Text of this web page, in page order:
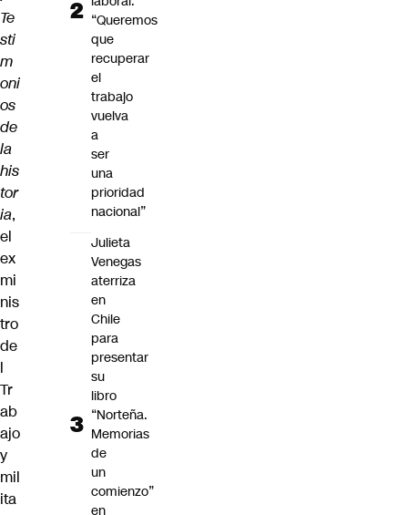
Te
sti
m
oni
os
de
la
his
tor
ia,
el
ex
mi
nis
tro
de
l
Tr
ab
ajo
y
mil
ita
“Queremos
que
recuperar
el
trabajo
vuelva
a
ser
una
prioridad
nacional”
Julieta
Venegas
aterriza
en
Chile
para
presentar
su
libro
“Norteña.
Memorias
de
un
comienzo”
en